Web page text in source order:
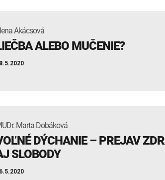
Programu transplantácie pľúc pre Českú
rubriky Z druhej strany. Boj s fajčením je vždy
pokúšal zbaviť svojej závislosti. O skoncovaní s
z RÚVZ v Banskej Bystrici.
Akácsová
ALEBO MUČENIE?
Marta Dobáková
DÝCHANIE – PREJAV
SLOBODY